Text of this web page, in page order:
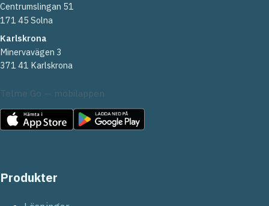
Centrumslingan 51
171 45 Solna
Karlskrona
Minervavägen 3
371 41 Karlskrona
Telme Go — mobilappen
Produkter